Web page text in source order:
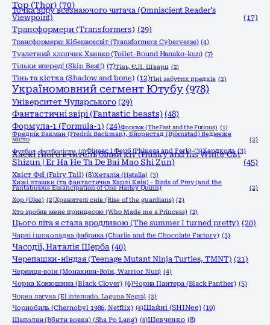
Тор (Thor) (70)
Точка зору всезнаючого читача (Omniscient Reader’s
Viewpoint)
(17)
Трансформери (Transformers) (29)
Трансформери: Кібервсесвіт (Transformers: Cyberverse) (4)
Туалетний хлопчик Ханако (Toilet-Bound Hanako-kun) (7)
Тільки вперед! (Skip Beat!) (7)Тінь, Є.Л. Шварц (2)
Тінь та кістка (Shadow and bone) (12)Тіні забутих предків (2)
Україномовний сегмент Ютубу (978)
Університет Чупарського (29)
Фантастичні звірі (Fantastic beasts) (48)
Формула-1 (Formula-1) (24)Форсаж (The Fast and the Furious) (1)
Фредрік Бакман (Fredrik Backman), Бйорнстад (Björnstad) Ведмеже
місто
(2)
Футбол, футболісти (2)Фінеас і Ферб (Phineas and Ferb) (3)Хардколь (3)
Хаскі і його вчитель білий кіт (Husky and his White Cat
Shizun | Er Ha He Ta De Bai Mao Shi Zun)
(45)
Хвіст Феї (Fairy Tail) (8)Хеталія (Hetalia) (3)
Хижі пташки (та фантастична Харлі Квін) - Birds of Prey (and the
Fantabulous Emancipation of One Harley Quinn)
(2)
Хор (Glee) (2)Хранителі снів (Rise of the guardians) (2)
Хто зробив мене принцесою (Who Made me a Princess) (2)
Цього літа я стала вродливою (The summer I turned pretty) (20)
Чарлі і шоколадна фабрика (Charlie and the Chocolate Factory) (3)
Часодії, Наталія Щерба (40)
Черепашки-ніндзя (Teenage Mutant Ninja Turtles, TMNT) (21)
Черниця-воiн (Монахиня-Воïн, Warrior Nun) (4)
Чорна Конюшина (Black Clover) (6)Чорна Пантера (Black Panther) (5)
Чорна лагуна (El internado. Laguna Negra) (2)
Чорнобиль (Chernobyl 1986, Netflix) (4)Шайні (SHINee) (10)
Шаполан (Вбити вовка) (Sha Po Lang) (4)Шевченко (8)